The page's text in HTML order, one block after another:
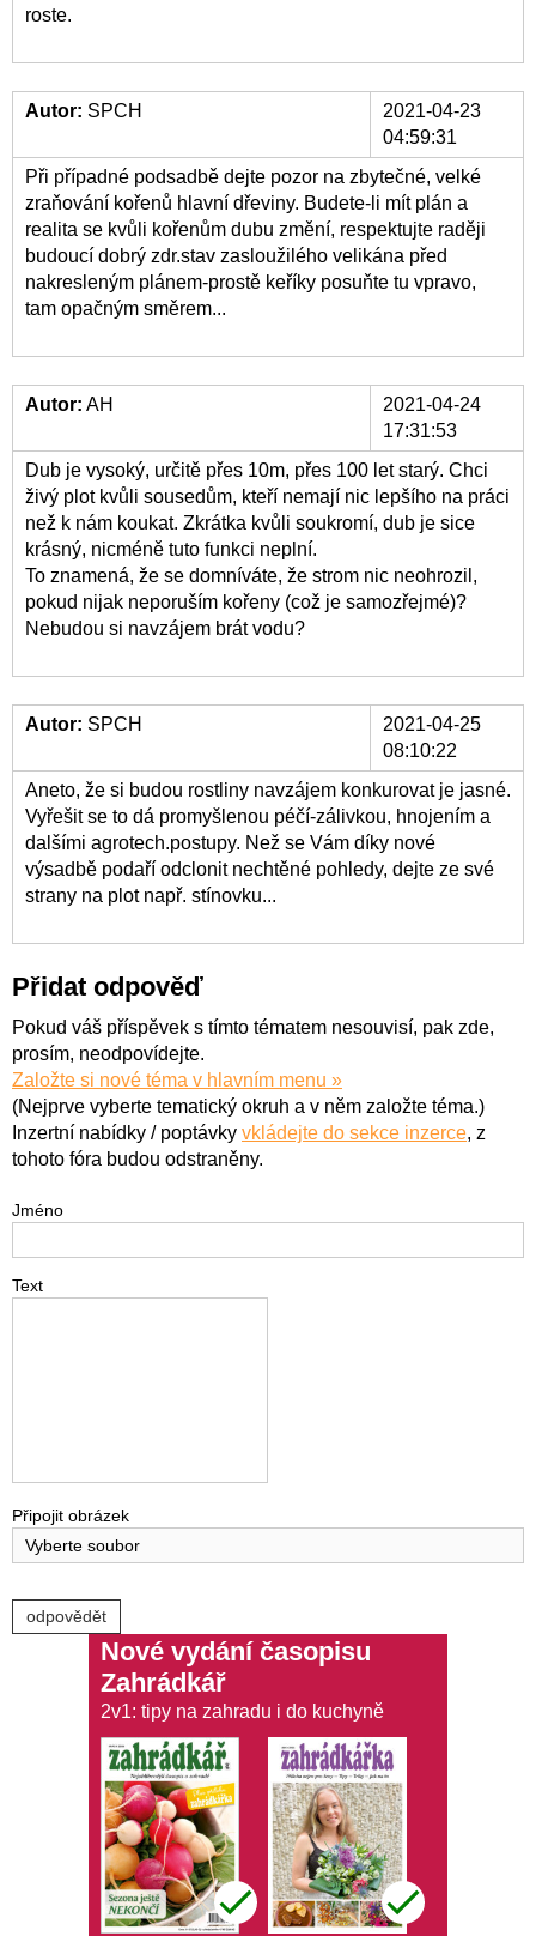
roste.
Autor: SPCH
2021-04-23
04:59:31
Při případné podsadbě dejte pozor na zbytečné, velké
zraňování kořenů hlavní dřeviny. Budete-li mít plán a
realita se kvůli kořenům dubu změní, respektujte raději
budoucí dobrý zdr.stav zasloužilého velikána před
nakresleným plánem-prostě keříky posuňte tu vpravo,
tam opačným směrem...
Autor: AH
2021-04-24
17:31:53
Dub je vysoký, určitě přes 10m, přes 100 let starý. Chci
živý plot kvůli sousedům, kteří nemají nic lepšího na práci
než k nám koukat. Zkrátka kvůli soukromí, dub je sice
krásný, nicméně tuto funkci neplní.
To znamená, že se domníváte, že strom nic neohrozil,
pokud nijak neporuším kořeny (což je samozřejmé)?
Nebudou si navzájem brát vodu?
Autor: SPCH
2021-04-25
08:10:22
Aneto, že si budou rostliny navzájem konkurovat je jasné.
Vyřešit se to dá promyšlenou péčí-zálivkou, hnojením a
dalšími agrotech.postupy. Než se Vám díky nové
výsadbě podaří odclonit nechtěné pohledy, dejte ze své
strany na plot např. stínovku...
Přidat odpověď
Pokud váš příspěvek s tímto tématem nesouvisí, pak zde,
prosím, neodpovídejte.
Založte si nové téma v hlavním menu »
(Nejprve vyberte tematický okruh a v něm založte téma.)
Inzertní nabídky / poptávky vkládejte do sekce inzerce, z
tohoto fóra budou odstraněny.
Jméno
Text
Připojit obrázek
Vyberte soubor
Nové vydání časopisu
Zahrádkář
2v1: tipy na zahradu i do kuchyně